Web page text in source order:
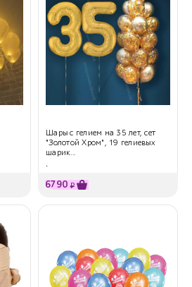
Шары с гелием на 35 лет, сет
"Золотой Хром", 19 гелиевых
шарик...
.
6790 ₽